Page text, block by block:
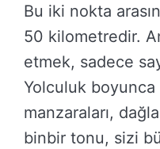
Bu iki nokta
50 kilometredir.
etmek, sadece
Yolculuk boyunca
manzaraları,
binbir tonu, sizi